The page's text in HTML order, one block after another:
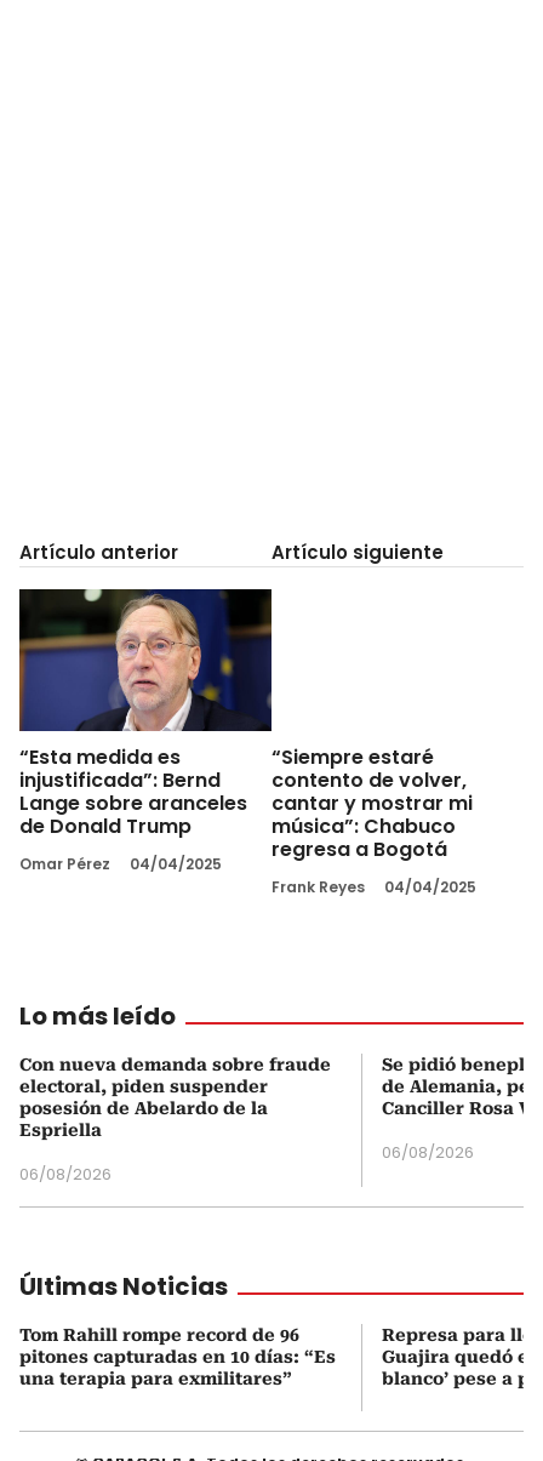
Artículo anterior
“Esta medida es
injustificada”: Bernd
Lange sobre aranceles
de Donald Trump
Omar Pérez 04/04/2025
Artículo siguiente
“Siempre estaré
contento de volver,
cantar y mostrar mi
música”: Chabuco
regresa a Bogotá
Frank Reyes 04/04/2025
Lo más leído
Con nueva demanda sobre fraude
electoral, piden suspender
posesión de Abelardo de la
Espriella
06/08/2026
Se pidió
de Alemania,
Canciller Rosa
06/08/2026
Últimas Noticias
Tom Rahill rompe record de 96
pitones capturadas en 10 días: “Es
una terapia para exmilitares”
Represa para
Guajira quedó en
blanco’ pese a